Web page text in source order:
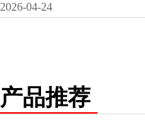
2026-04-24
产品推荐